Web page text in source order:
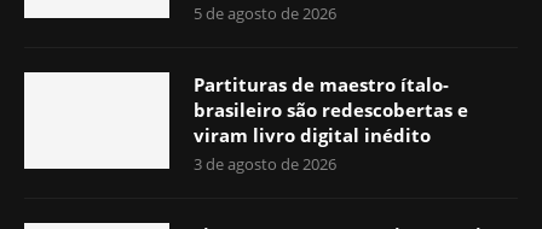
5 de agosto de 2026
Partituras de maestro ítalo-
brasileiro são redescobertas e
viram livro digital inédito
3 de agosto de 2026